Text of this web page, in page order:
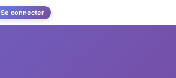
Se connecter